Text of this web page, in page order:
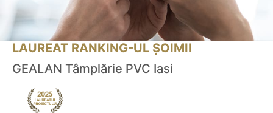
LAUREAT RANKING-UL ȘOIMII
GEALAN Tâmplărie PVC Iasi